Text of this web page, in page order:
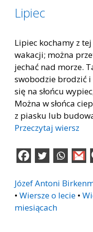
Lipiec
Lipiec kochamy z
wakacji; można
jechać nad morze.
swobodzie brodzić i
się na słońcu
Można w słońca
z piasku lub
Przeczytaj wiersz
Józef Antoni
• Wiersze o lecie •
miesiącach